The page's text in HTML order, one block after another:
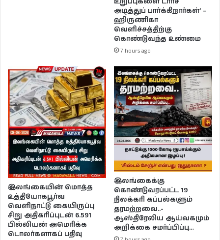
அடித்துப் பார்க்கிறார்கள்’ –
ஹிருணிகா
வெளிச்சத்திற்கு
கொண்டுவந்த உண்மை
7 hours ago
இலங்கையின் மொத்த
உத்தியோகபூர்வ
வெளிநாட்டு கையிருப்பு
சிறு அதிகரிப்புடன் 6.591
பில்லியன் அமெரிக்க
டொலர்களாகப் பதிவு
இலங்கைக்கு
கொண்டுவரப்பட்ட 19
நிலக்கரி கப்பல்களும்
தரமற்றவை..-
ஆஸ்திரேலிய ஆய்வகமும்
அறிக்கை சமர்ப்பிப்பு…